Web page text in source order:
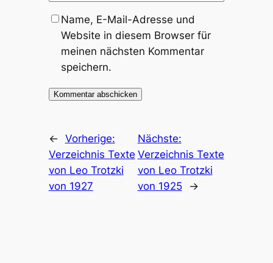
Name, E-Mail-Adresse und
Website in diesem Browser für
meinen nächsten Kommentar
speichern.
← Vorherige:
Verzeichnis Texte
von Leo Trotzki
von 1927
Nächste:
Verzeichnis Texte
von Leo Trotzki
von 1925
→